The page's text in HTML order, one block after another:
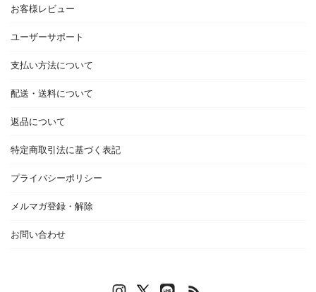
お客様レビュー
ユーザーサポート
支払い方法について
配送・送料について
返品について
特定商取引法に基づく表記
プライバシーポリシー
メルマガ登録・解除
お問い合わせ